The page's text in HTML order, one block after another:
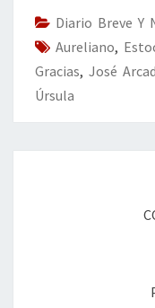
o
k
n
Diario Breve Y
Aureliano,
Gracias, José
Úrsula